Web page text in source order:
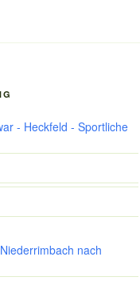
- Heckfeld - Sportliche
nach